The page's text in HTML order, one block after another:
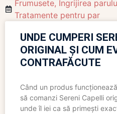
Frumusete, Ingrijirea
Tratamente pentru par
UNDE CUMPERI
ORIGINAL ȘI CUM
CONTRAFĂCUTE
Când un produs
să comanzi Sereni Capelli
unde îl iei ca să primești